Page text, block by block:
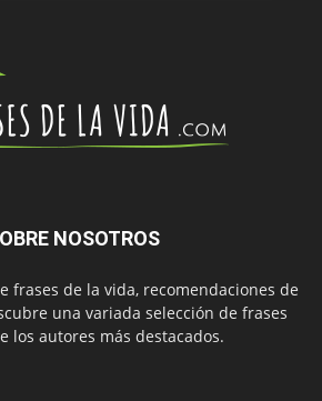
NOSOTROS
frases de la vida, recomendaciones de
una variada selección de frases
los autores más destacados.